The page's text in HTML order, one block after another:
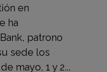
en
ha
patrono
sede los
mayo, 1 y 2...